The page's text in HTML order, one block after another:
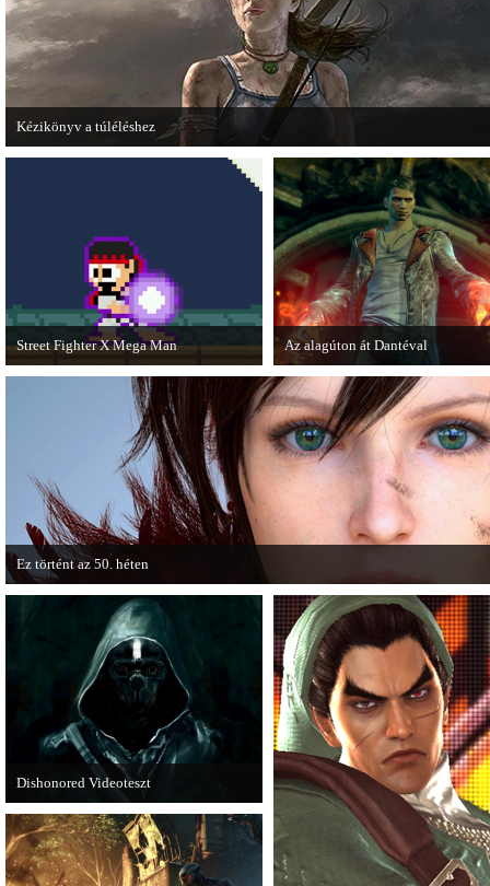
Kézikönyv a túléléshez
A Tomb Raider sem ússza meg a manapság már kötelező videosorozatot.
Street Fighter X Mega Man
A Capcom ismert karakterei ismét
összecsapnak - ingyenesen letölthető a
Street Fighter X Mega Man.
Az alagúton át Dantéval
A Devil May Cry újragondolás új
játékmenet-videóval jelentkezik.
Ez történt az 50. héten
A héten nagyot villantottak a japán fejlesztők. A Phamtom Pain mellett a
techdemója is ütött.
Dishonored Videoteszt
Chris és Wilson bemutatja a 2012-es év
egyik legnagyobb meglepetését.
Pörögjön a Dishonored videoteszt!